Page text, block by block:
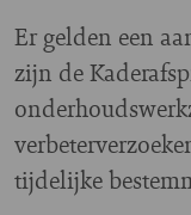
Er gelden een
zijn de
tijdelijke